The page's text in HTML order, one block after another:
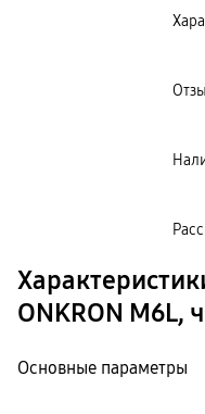
ONKRON M6L,
Основные параметры